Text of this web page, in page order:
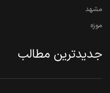
مشهد
موزه
جدیدترین مطالب